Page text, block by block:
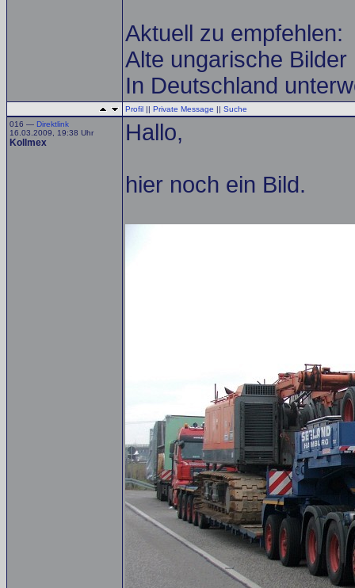
Aktuell zu empfehlen:
Alte ungarische Bilder
In Deutschland
Profil || Private Message || Suche
016 — Direktlink
16.03.2009, 19:38 Uhr
Kollmex Hallo,
hier noch ein Bild.